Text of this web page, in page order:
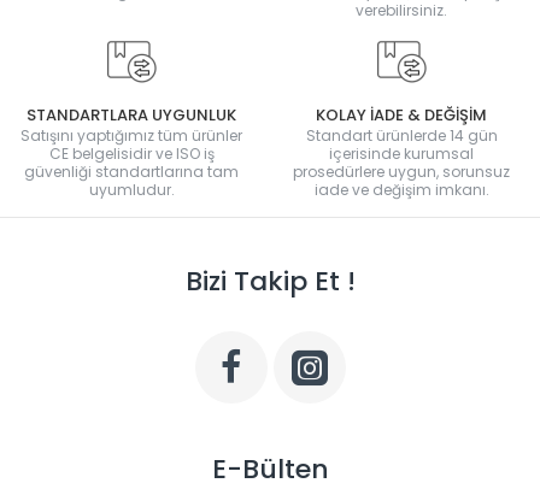
verebilirsiniz.
STANDARTLARA UYGUNLUK
Satışını yaptığımız tüm ürünler
CE belgelisidir ve ISO iş
güvenliği standartlarına tam
uyumludur.
KOLAY İADE & DEĞİŞİM
Standart ürünlerde 14 gün
içerisinde kurumsal
prosedürlere uygun, sorunsuz
iade ve değişim imkanı.
Bizi Takip Et !
E-Bülten